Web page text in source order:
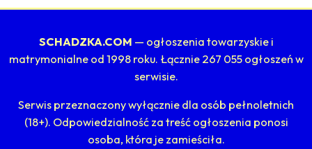
SCHADZKA.COM — ogłoszenia towarzyskie i
matrymonialne od 1998 roku. Łącznie 267 055 ogłoszeń w
serwisie.
Serwis przeznaczony wyłącznie dla osób pełnoletnich
(18+). Odpowiedzialność za treść ogłoszenia ponosi
osoba, która je zamieściła.